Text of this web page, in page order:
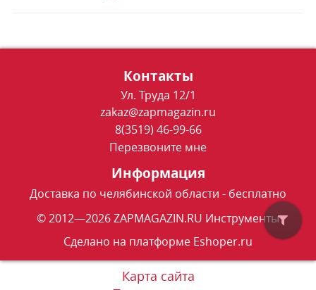
Контакты
Ул. Труда 12/1
zakaz@zapmagazin.ru
8(3519) 46-99-66
Перезвоните мне
Информация
Доставка по челябинской области - бесплатно
© 2012—2026 ZAPMAGAZIN.RU Инструменты
Сделано на платформе Eshoper.ru
Карта сайта